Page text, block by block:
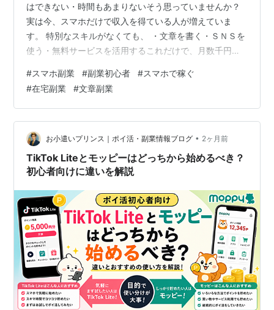
はできない・時間もあまりないそう思っていませんか？
実は今、スマホだけで収入を得ている人が増えていま
す。 特別なスキルがなくても、 ・文章を書く・ＳＮＳを
使う・無料サービスを活用するこれだけで、月数千円〜
知識が全くありませんでした。 ですが、ある方法を試し
たところ、スマホだけで収益を上げることができまし
た。 この記事では、 初心者でも今日から始められる「ス
マホ副業のシンプルな方法」 をわかりやすく解説しま
す。 ・何をすればいいかわからない・難しい副業は無
理・スマホでできる副業を探しているそん…
#スマホ副業 #副業初心者 #スマホで稼ぐ
#在宅副業 #文章副業
お小遣いプリンス｜ポイ活・副業情報ブログ • 2ヶ月前
TikTok Liteとモッピーはどっちから始めるべき？
初心者向けに違いを解説